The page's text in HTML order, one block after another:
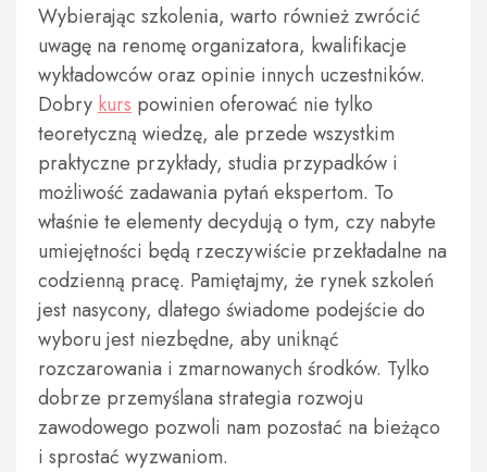
Wybierając szkolenia, warto również zwrócić
uwagę na renomę organizatora, kwalifikacje
wykładowców oraz opinie innych uczestników.
Dobry kurs powinien oferować nie tylko
teoretyczną wiedzę, ale przede wszystkim
praktyczne przykłady, studia przypadków i
możliwość zadawania pytań ekspertom. To
właśnie te elementy decydują o tym, czy nabyte
umiejętności będą rzeczywiście przekładalne na
codzienną pracę. Pamiętajmy, że rynek szkoleń
jest nasycony, dlatego świadome podejście do
wyboru jest niezbędne, aby uniknąć
rozczarowania i zmarnowanych środków. Tylko
dobrze przemyślana strategia rozwoju
zawodowego pozwoli nam pozostać na bieżąco
i sprostać wyzwaniom.